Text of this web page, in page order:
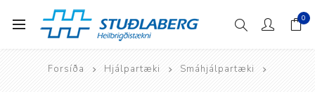
0
Forsíða Hjálpartæki Smáhjálpartæki